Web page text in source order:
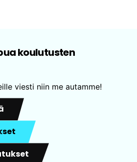
koulutusten
viesti niin me autamme!